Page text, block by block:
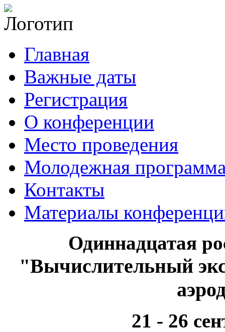
Главная
Важные даты
Регистрация
О конференции
Место проведения
Молодежная
Контакты
Материалы
Одиннадцатая
"Вычислительный
21 - 26